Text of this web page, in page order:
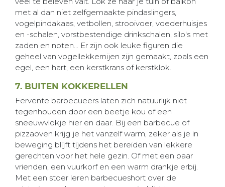
met al dan niet zelfgemaakte pindaslingers,
vogelpindakaas, vetbollen, strooivoer, voederhuisjes
en -schalen, vorstbestendige drinkschalen, silo's met
zaden en noten... Er zijn ook leuke figuren die
geheel van vogellekkernijen zijn gemaakt, zoals een
egel, een hart, een kerstkrans of kerstklok.
7. BUITEN KOKKERELLEN
Fervente barbecueërs laten zich natuurlijk niet
tegenhouden door een beetje kou of een
sneeuwvlokje hier en daar. Bij een barbecue of
pizzaoven krijg je het vanzelf warm, zeker als je in
beweging blijft tijdens het bereiden van lekkere
gerechten voor het hele gezin. Of met een paar
vrienden, een vuurkorf en een warm drankje erbij.
Met een stoer leren barbecueshort over de